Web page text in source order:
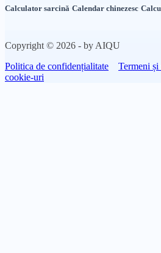
Calculator sarcină ·Calendar chinezesc·
Copyright © 2026 - by AIQU
Politica de confidențialitate
Termeni
cookie-uri